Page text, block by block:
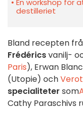
destilleriet
Bland recepten
Frédéricsvanilj-
Paris), Erwan
(Utopie) och
specialiteter som
Cathy Paraschivs